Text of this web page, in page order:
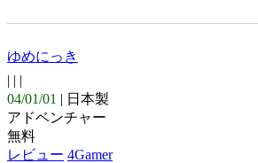
ゆめにっき
| | |
04/01/01 | 日本製
アドベンチャー
無料
レビュー 4Gamer